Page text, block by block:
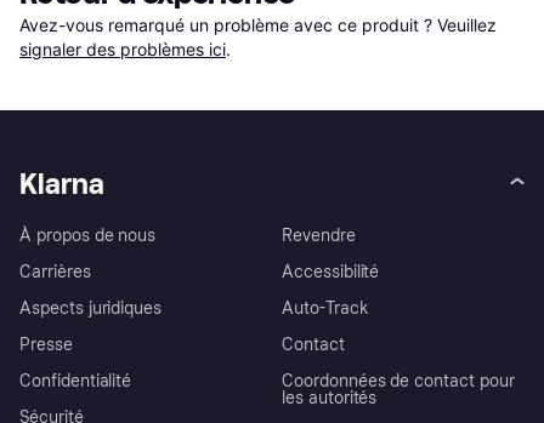
Avez-vous remarqué un problème avec ce produit ? Veuillez
signaler des problèmes ici.
Klarna
À propos de nous
Carrières
Aspects juridiques
Presse
Confidentialité
Sécurité
Revendre
Accessibilité
Auto-Track
Contact
Coordonnées de contact pour
les autorités